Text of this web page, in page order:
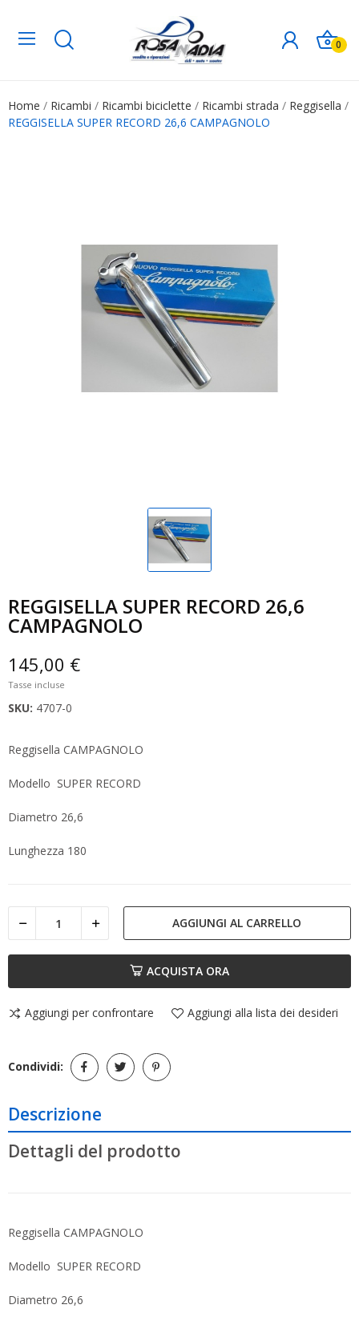
0
Home Ricambi Ricambi biciclette Ricambi strada
Reggisella
REGGISELLA SUPER RECORD 26,6 CAMPAGNOLO
REGGISELLA SUPER RECORD 26,6
CAMPAGNOLO
145,00 €
Tasse incluse
SKU: 4707-0
Reggisella CAMPAGNOLO
Modello SUPER RECORD
Diametro 26,6
Lunghezza 180
AGGIUNGI AL CARRELLO
ACQUISTA ORA
Aggiungi per confrontare Aggiungi alla lista dei desideri
Condividi:
Descrizione
Dettagli del prodotto
Reggisella CAMPAGNOLO
Modello SUPER RECORD
Diametro 26,6